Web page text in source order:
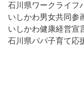
石川県ワークライフ
いしかわ男女共同参
いしかわ健康経営宣
石川県パパ子育て応